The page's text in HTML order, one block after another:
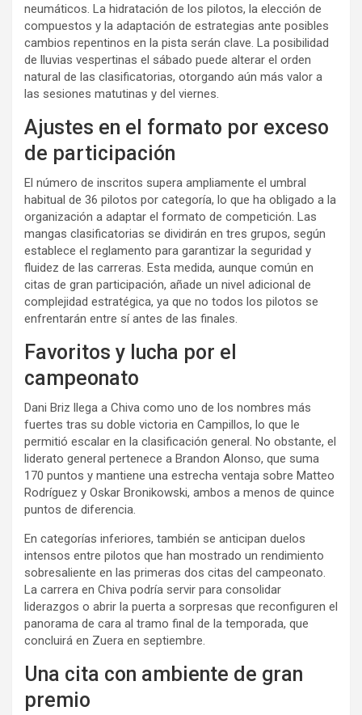
neumáticos. La hidratación de los pilotos, la elección de
compuestos y la adaptación de estrategias ante posibles
cambios repentinos en la pista serán clave. La posibilidad
de lluvias vespertinas el sábado puede alterar el orden
natural de las clasificatorias, otorgando aún más valor a
las sesiones matutinas y del viernes.
Ajustes en el formato por exceso
de participación
El número de inscritos supera ampliamente el umbral
habitual de 36 pilotos por categoría, lo que ha obligado a la
organización a adaptar el formato de competición. Las
mangas clasificatorias se dividirán en tres grupos, según
establece el reglamento para garantizar la seguridad y
fluidez de las carreras. Esta medida, aunque común en
citas de gran participación, añade un nivel adicional de
complejidad estratégica, ya que no todos los pilotos se
enfrentarán entre sí antes de las finales.
Favoritos y lucha por el
campeonato
Dani Briz llega a Chiva como uno de los nombres más
fuertes tras su doble victoria en Campillos, lo que le
permitió escalar en la clasificación general. No obstante, el
liderato general pertenece a Brandon Alonso, que suma
170 puntos y mantiene una estrecha ventaja sobre Matteo
Rodríguez y Oskar Bronikowski, ambos a menos de quince
puntos de diferencia.
En categorías inferiores, también se anticipan duelos
intensos entre pilotos que han mostrado un rendimiento
sobresaliente en las primeras dos citas del campeonato.
La carrera en Chiva podría servir para consolidar
liderazgos o abrir la puerta a sorpresas que reconfiguren el
panorama de cara al tramo final de la temporada, que
concluirá en Zuera en septiembre.
Una cita con ambiente de gran
premio